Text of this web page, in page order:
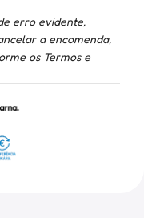
erro evidente,
a encomenda,
os Termos e